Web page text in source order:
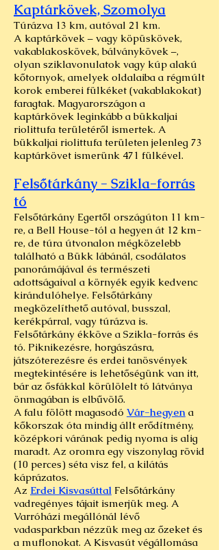
Kaptárkövek, Szomolya
Túrázva 13 km, autóval 21 km.
A kaptárkövek – vagy köpüskövek,
vakablakoskövek, bálványkövek –,
olyan sziklavonulatok vagy kúp alakú
kőtornyok, amelyek oldalaiba a régmúlt
korok emberei fülkéket (vakablakokat)
faragtak. Magyarországon a
kaptárkövek leginkább a bükkaljai
riolittufa területéről ismertek. A
bükkaljai riolittufa területen jelenleg 73
kaptárkövet ismerünk 471 fülkével.
Felsőtárkány - Szikla-forrás
tó
Felsőtárkány Egertől országúton 11 km-
re, a Bell House-tól a hegyen át 12 km-
re, de túra útvonalon mégközelebb
található a Bükk lábánál, csodálatos
panorámájával és természeti
adottságaival a környék egyik kedvenc
kirándulóhelye. Felsőtárkány
megközelíthető autóval, busszal,
kerékpárral, vagy túrázva is.
Felsőtárkány ékköve a Szikla-forrás és
tó. Piknikezésre, horgászásra,
játszóterezésre és erdei tanösvények
megtekintésére is lehetőségünk van itt,
bár az ősfákkal körülölelt tó látványa
önmagában is elbűvölő.
A falu fölött magasodó Vár-hegyen a
kőkorszak óta mindig állt erődítmény,
középkori várának pedig nyoma is alig
maradt. Az oromra egy viszonylag rövid
(10 perces) séta visz fel, a kilátás
káprázatos.
Az Erdei Kisvasúttal Felsőtárkány
vadregényes tájait ismerjük meg. A
Varróházi megállónál lévő
vadasparkban nézzük meg az őzeket és
a muflonokat. A Kisvasút végállomása